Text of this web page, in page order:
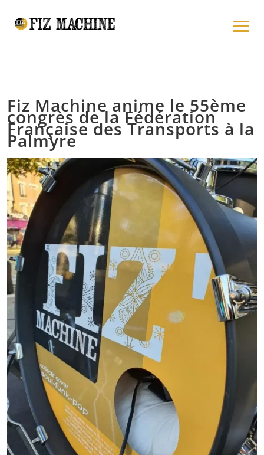
Qui-Sommes-Nous
Demande de devis
FIZ BOUTIK
L’équipe
Nos prestations
Nos ambiances
Fiz Machine anime le 55ème
congrès de la Fédération
Française des Transports à la
Palmyre